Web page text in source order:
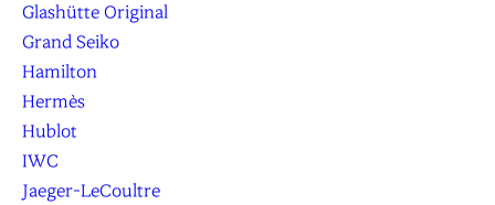
Glashütte Original
Grand Seiko
Hamilton
Hermès
Hublot
IWC
Jaeger-LeCoultre